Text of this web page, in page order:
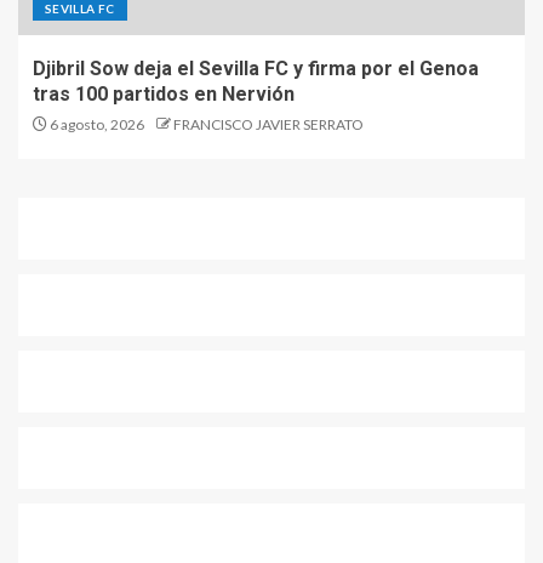
SEVILLA FC
Djibril Sow deja el Sevilla FC y firma por el Genoa
tras 100 partidos en Nervión
6 agosto, 2026 FRANCISCO JAVIER SERRATO